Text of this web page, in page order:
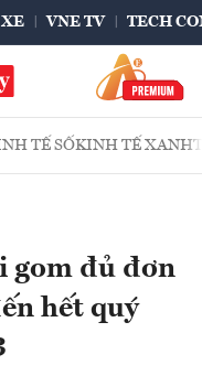
XE VNE TV TECH
TẾ SỐKINH TẾ XANH
gom đủ đơn
hết quý